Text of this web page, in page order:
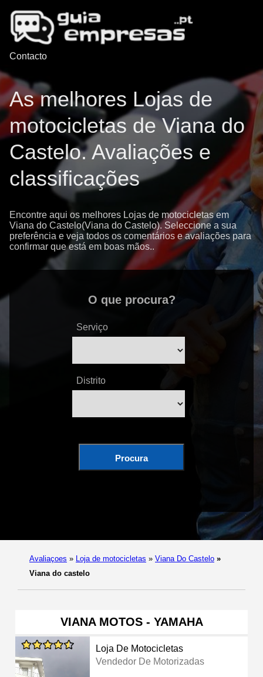
Contacto
As melhores Lojas de
motocicletas de Viana do
Castelo. Avaliações e
classificações
Encontre aqui os melhores Lojas de motocicletas em
Viana do Castelo(Viana do Castelo). Seleccione a sua
preferência e veja todos os comentários e avaliações para
confirmar que está em boas mãos..
O que procura?
Serviço
Distrito
Procura
Avaliaçoes » Loja de motocicletas » Viana Do Castelo »
Viana do castelo
VIANA MOTOS - YAMAHA
Loja De Motocicletas
Vendedor De Motorizadas